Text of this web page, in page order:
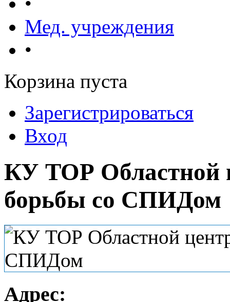
Мед. учреждения
•
Корзина пуста
Зарегистрироваться
Вход
КУ ТОР Областной
борьбы со СПИДом
Адрес: